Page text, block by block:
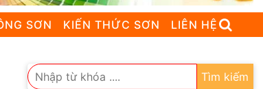
SƠN KIẾN THỨC SƠN LIÊN HỆ
Tìm kiếm